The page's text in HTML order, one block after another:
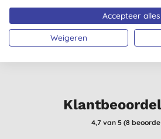
€ 4,59 KOPEN €
4,7van 5 (8
Accepteer alles
Weigeren